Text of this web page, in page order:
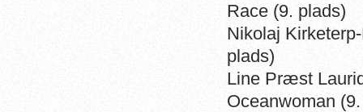
Race (9. plads)
Nikolaj
plads)
Line Præst
Oceanwoman